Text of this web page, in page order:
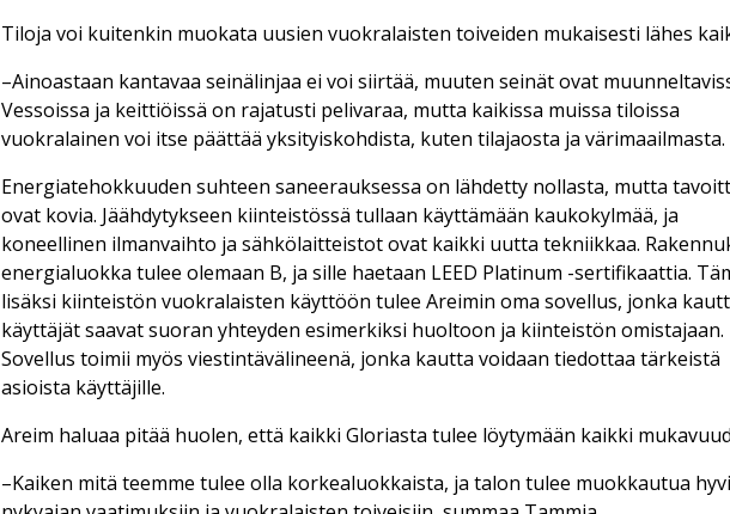
Tiloja voi kuitenkin muokata uusien vuokralaisten toiveiden mukaisesti lähes
–Ainoastaan kantavaa seinälinjaa ei voi siirtää, muuten seinät ovat
Vessoissa ja keittiöissä on rajatusti pelivaraa, mutta kaikissa muissa tiloissa
vuokralainen voi itse päättää yksityiskohdista, kuten tilajaosta ja värimaailmasta.
Energiatehokkuuden suhteen saneerauksessa on lähdetty nollasta, mutta
ovat kovia. Jäähdytykseen kiinteistössä tullaan käyttämään kaukokylmää, ja
koneellinen ilmanvaihto ja sähkölaitteistot ovat kaikki uutta tekniikkaa.
energialuokka tulee olemaan B, ja sille haetaan LEED Platinum -sertifikaattia.
lisäksi kiinteistön vuokralaisten käyttöön tulee Areimin oma sovellus, jonka
käyttäjät saavat suoran yhteyden esimerkiksi huoltoon ja kiinteistön omistajaan.
Sovellus toimii myös viestintävälineenä, jonka kautta voidaan tiedottaa tärkeistä
asioista käyttäjille.
Areim haluaa pitää huolen, että kaikki Gloriasta tulee löytymään kaikki
–Kaiken mitä teemme tulee olla korkealuokkaista, ja talon tulee muokkautua